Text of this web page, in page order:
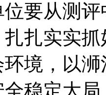
要从测
扎实实
境，以浉
稳定大